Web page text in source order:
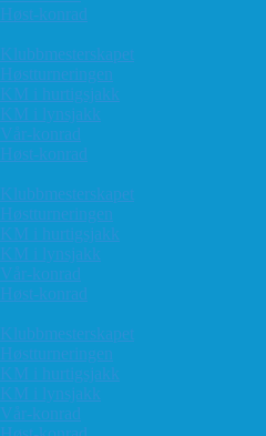
Høst-konrad
Klubbmesterskapet
Høstturneringen
KM i hurtigsjakk
KM i lynsjakk
Vår-konrad
Høst-konrad
Klubbmesterskapet
Høstturneringen
KM i hurtigsjakk
KM i lynsjakk
Vår-konrad
Høst-konrad
Klubbmesterskapet
Høstturneringen
KM i hurtigsjakk
KM i lynsjakk
Vår-konrad